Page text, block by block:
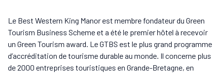
Le Best Western King Manor est membre fondateur du Green
Tourism Business Scheme et a été le premier hôtel à recevoir
un Green Tourism award. Le GTBS est le plus grand programme
d’accréditation de tourisme durable au monde. Il concerne plus
de 2000 entreprises touristiques en Grande-Bretagne, en